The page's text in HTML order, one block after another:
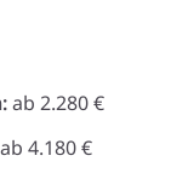
ab 2.280 €
ab 4.180 €